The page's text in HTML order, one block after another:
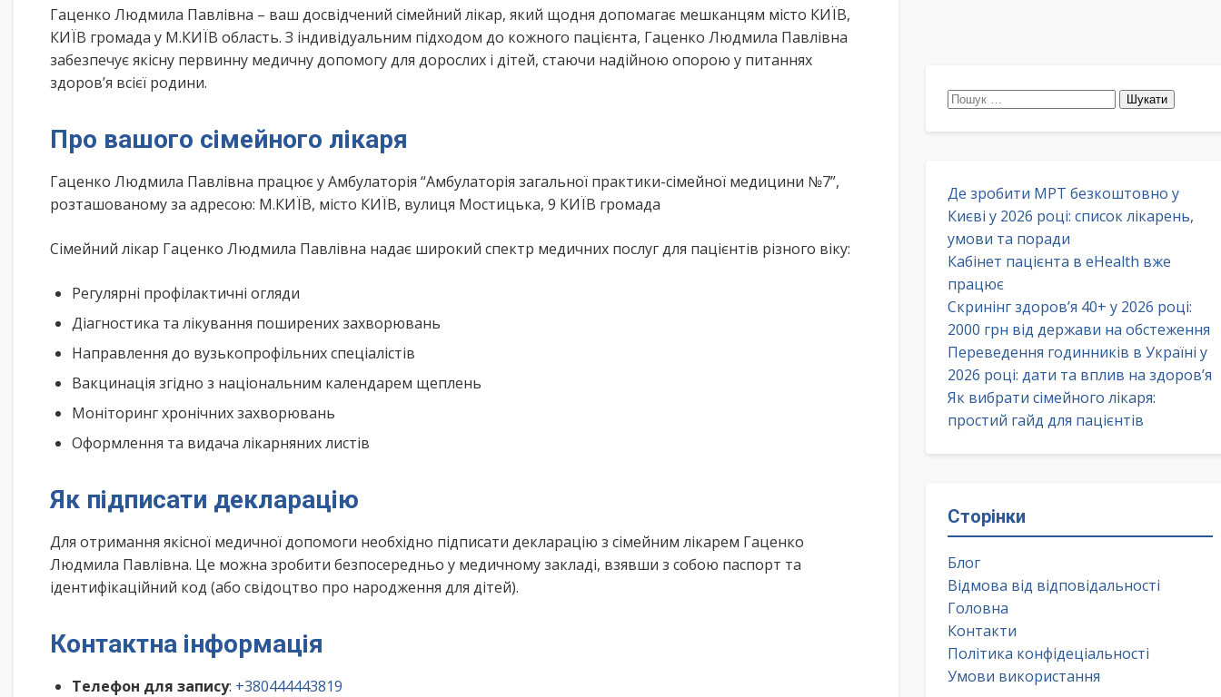
Гаценко Людмила Павлівна – ваш досвідчений сімейний лікар, який щодня допомагає мешканцям місто КИЇВ,
КИЇВ громада у М.КИЇВ область. З індивідуальним підходом до кожного пацієнта, Гаценко Людмила Павлівна
забезпечує якісну первинну медичну допомогу для дорослих і дітей, стаючи надійною опорою у питаннях
здоров’я всієї родини.
Про вашого сімейного лікаря
Гаценко Людмила Павлівна працює у Амбулаторія “Амбулаторія загальної практики-сімейної медицини №7”,
розташованому за адресою: М.КИЇВ, місто КИЇВ, вулиця Мостицька, 9 КИЇВ громада
Сімейний лікар Гаценко Людмила Павлівна надає широкий спектр медичних послуг для пацієнтів різного віку:
Регулярні профілактичні огляди
Діагностика та лікування поширених захворювань
Направлення до вузькопрофільних спеціалістів
Вакцинація згідно з національним календарем щеплень
Моніторинг хронічних захворювань
Оформлення та видача лікарняних листів
Як підписати декларацію
Для отримання якісної медичної допомоги необхідно підписати декларацію з сімейним лікарем Гаценко
Людмила Павлівна. Це можна зробити безпосередньо у медичному закладі, взявши з собою паспорт та
ідентифікаційний код (або свідоцтво про народження для дітей).
Контактна інформація
Телефон для запису: +380444443819
Пошук:
Де зробити МРТ безкоштовно у
Києві у 2026 році: список лікарень,
умови та поради
Кабінет пацієнта в eHealth вже
працює
Скринінг здоров’я 40+ у 2026 році:
2000 грн від держави на обстеження
Переведення годинників в Україні у
2026 році: дати та вплив на здоров’я
Як вибрати сімейного лікаря:
простий гайд для пацієнтів
Сторінки
Блог
Відмова від відповідальності
Головна
Контакти
Політика конфідеціальності
Умови використання